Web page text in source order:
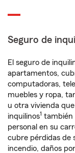
Seguro de
El seguro de
apartamentos,
computadoras,
muebles y ropa,
u otra vivienda
inquilinos1 también
personal en su
cubre pérdidas de
incendio, daños